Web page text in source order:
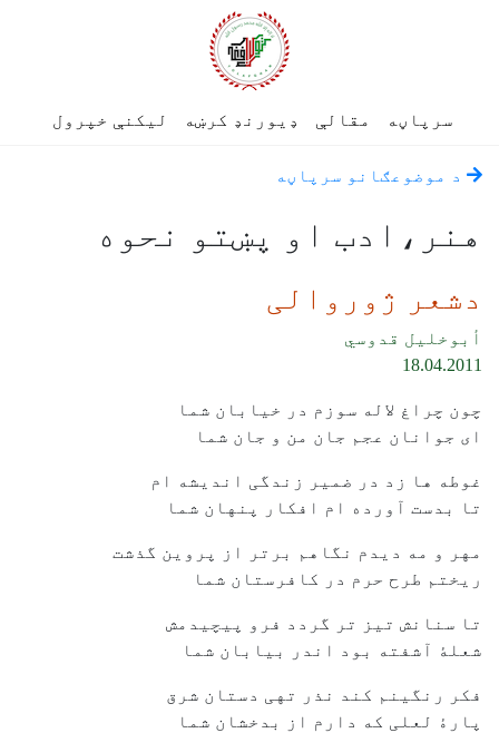
سرپاڼه مقالې ډیورنډ کرښه لیکنې خپرول
د موضوعګانو سرپاڼه
هنر،‌ادب او پښتو نحوه
دشعر ژوروالی
أبوخليل قدوسي
18.04.2011
چون چراغ لاله سوزم در خيابان شما
ای جوانان عجم جان من و جان شما
غوطه ها زد در ضمير زندگی انديشه ام
تا بدست آورده ام افکار پنهان شما
مهر و مه ديدم نگاهم برتر از پروين گذشت
ريختم طرح حرم در کافرستان شما
تا سنانش تيز تر گردد فرو پيچيدمش
شعلۀ آشفته بود اندر بيابان شما
فکر رنگينم کند نذر تهی دستان شرق
پارۀ لعلی که دارم از بدخشان شما